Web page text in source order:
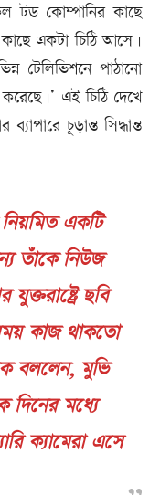
টড কোম্পানির কাছে
একটা চিঠি আসে।
টেলিভিশনে পাঠানো
এই চিঠি দেখে
চূড়ান্ত সিদ্ধান্ত
একটি
তাঁকে নিউজ
ছবি
কাজ থাকতো
বললেন, মুভি
দিনের মধ্যে
ক্যামেরা এসে